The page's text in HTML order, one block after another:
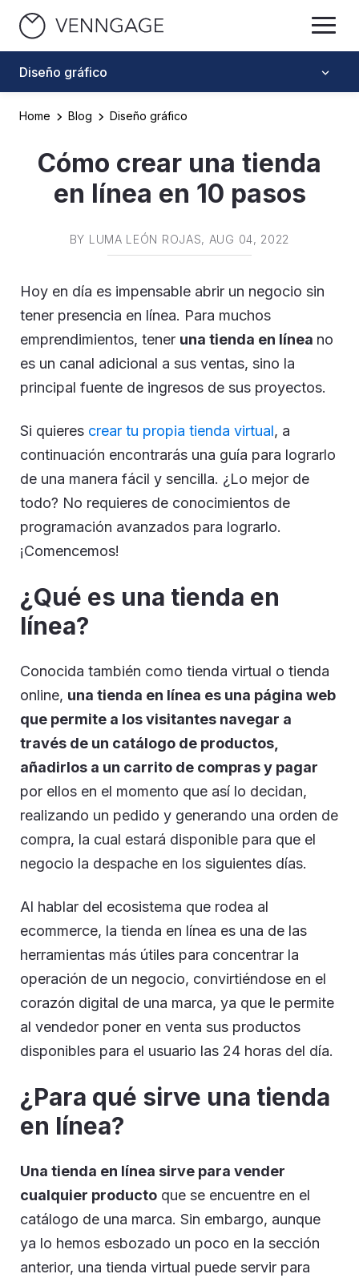
Diseño gráfico
Home Blog Diseño gráfico
Cómo crear una tienda
en línea en 10 pasos
BY LUMA LEÓN ROJAS, AUG 04, 2022
Hoy en día es impensable abrir un negocio sin
tener presencia en línea. Para muchos
emprendimientos, tener una tienda en línea no
es un canal adicional a sus ventas, sino la
principal fuente de ingresos de sus proyectos.
Si quieres crear tu propia tienda virtual, a
continuación encontrarás una guía para lograrlo
de una manera fácil y sencilla. ¿Lo mejor de
todo? No requieres de conocimientos de
programación avanzados para lograrlo.
¡Comencemos!
¿Qué es una tienda en
línea?
Conocida también como tienda virtual o tienda
online, una tienda en línea es una página web
que permite a los visitantes navegar a
través de un catálogo de productos,
añadirlos a un carrito de compras y pagar
por ellos en el momento que así lo decidan,
realizando un pedido y generando una orden de
compra, la cual estará disponible para que el
negocio la despache en los siguientes días.
Al hablar del ecosistema que rodea al
ecommerce, la tienda en línea es una de las
herramientas más útiles para concentrar la
operación de un negocio, convirtiéndose en el
corazón digital de una marca, ya que le permite
al vendedor poner en venta sus productos
disponibles para el usuario las 24 horas del día.
¿Para qué sirve una tienda
en línea?
Una tienda en línea sirve para vender
cualquier producto que se encuentre en el
catálogo de una marca. Sin embargo, aunque
ya lo hemos esbozado un poco en la sección
anterior, una tienda virtual puede servir para